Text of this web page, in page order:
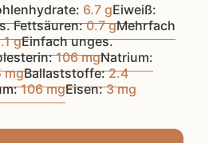
6.7 gEiweiß:
Fettsäuren:0.7 gMehrfach
gEinfach unges.
106 mgNatrium:
mgBallaststoffe:2.4
106 mgEisen:3 mg